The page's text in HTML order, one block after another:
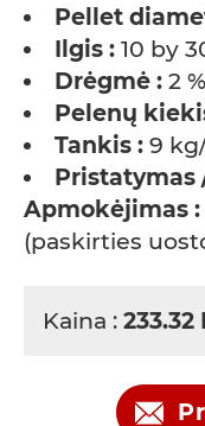
Pellet
Ilgis : 10 by
Drėgmė : 2 %
Pelenų
Tankis : 9
Pristatymas
Apmokėjimas :
(paskirties
Kaina : 233.32